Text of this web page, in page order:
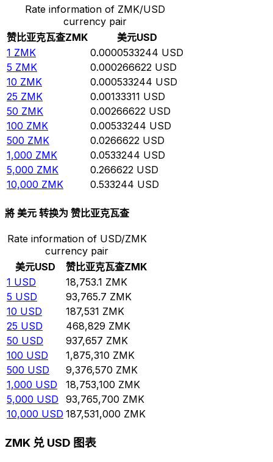
Rate information of ZMK/USD
currency pair
赞比亚克瓦查ZMK 美元USD
1 ZMK 0.0000533244 USD
5 ZMK 0.000266622 USD
10 ZMK 0.000533244 USD
25 ZMK 0.00133311 USD
50 ZMK 0.00266622 USD
100 ZMK 0.00533244 USD
500 ZMK 0.0266622 USD
1,000 ZMK 0.0533244 USD
5,000 ZMK 0.266622 USD
10,000 ZMK 0.533244 USD
將 美元 转换为 赞比亚克瓦查
Rate information of USD/ZMK
currency pair
美元USD 赞比亚克瓦查ZMK
1 USD 18,753.1 ZMK
5 USD 93,765.7 ZMK
10 USD 187,531 ZMK
25 USD 468,829 ZMK
50 USD 937,657 ZMK
100 USD 1,875,310 ZMK
500 USD 9,376,570 ZMK
1,000 USD 18,753,100 ZMK
5,000 USD 93,765,700 ZMK
10,000 USD 187,531,000 ZMK
ZMK 兑 USD 图表